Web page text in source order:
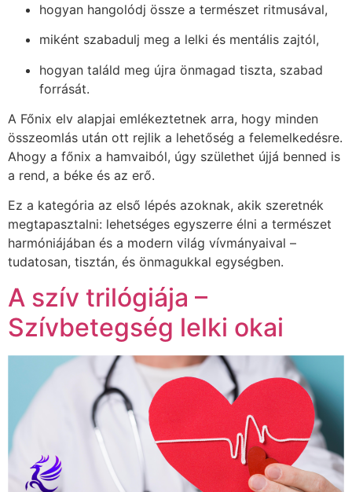
hogyan hangolódj össze a természet ritmusával,
miként szabadulj meg a lelki és mentális zajtól,
hogyan találd meg újra önmagad tiszta, szabad
forrását.
A Főnix elv alapjai emlékeztetnek arra, hogy minden
összeomlás után ott rejlik a lehetőség a felemelkedésre.
Ahogy a főnix a hamvaiból, úgy születhet újjá benned is
a rend, a béke és az erő.
Ez a kategória az első lépés azoknak, akik szeretnék
megtapasztalni: lehetséges egyszerre élni a természet
harmóniájában és a modern világ vívmányaival –
tudatosan, tisztán, és önmagukkal egységben.
A szív trilógiája –
Szívbetegség lelki okai